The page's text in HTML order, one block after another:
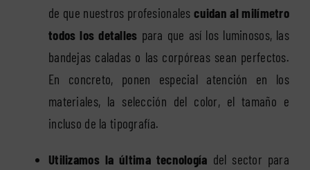
de que nuestros profesionalescuidan al milímetro
todos los detalles para que así los luminosos, las
bandejas caladas o las corpóreas sean perfectos.
En concreto, ponen especial atención en los
materiales, la selección del color, el tamaño e
incluso de la tipografía.
Utilizamos la última tecnología del sector para